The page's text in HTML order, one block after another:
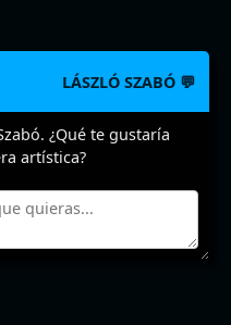
LÁSZLÓ SZABÓ 💬
¿Qué te gustaría
artística?